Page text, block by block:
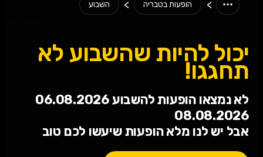
> הופעות בטבריה > השבוע
יכול להיות שהשבוע לא
תחגגו!
לא נמצאו הופעות להשבוע 06.08.2026
08.08.2026
אבל יש לנו מלא הופעות שיעשו לכם טוב